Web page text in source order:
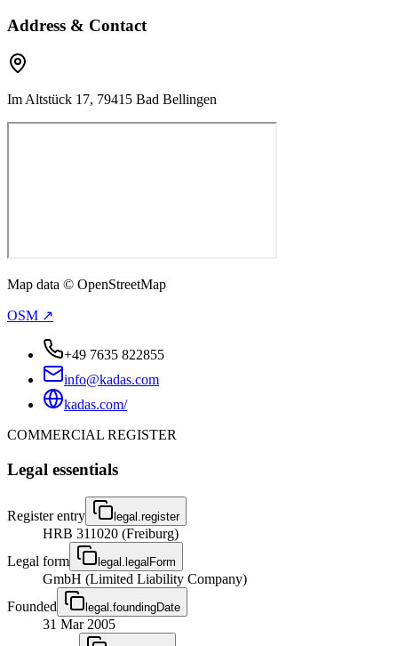
Address & Contact
Im Altstück 17, 79415 Bad Bellingen
Map data © OpenStreetMap
OSM ↗
+49 7635 822855
info@kadas.com
kadas.com/
COMMERCIAL REGISTER
Legal essentials
Register entry legal.register
HRB 311020 (Freiburg)
Legal form
legal.legalForm
GmbH (Limited Liability Company)
Founded
legal.foundingDate
31 Mar 2005